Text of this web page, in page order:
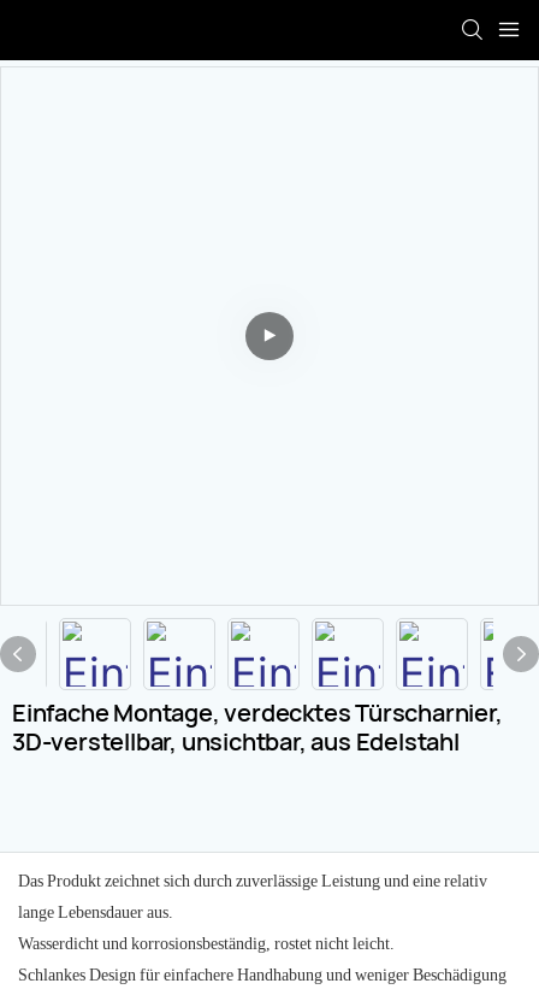
Einfache Montage, verdecktes Türscharnier,
3D-verstellbar, unsichtbar, aus Edelstahl
Das Produkt zeichnet sich durch zuverlässige Leistung und eine relativ
lange Lebensdauer aus.
Wasserdicht und korrosionsbeständig, rostet nicht leicht.
Schlankes Design für einfachere Handhabung und weniger Beschädigung